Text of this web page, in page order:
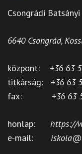
Csongrádi
6640 Csongrád,
központ: +36 63
titkárság: +36 63
fax: +36 63
honlap: https://
e-mail: